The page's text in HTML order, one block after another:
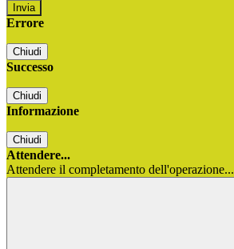
Errore
Chiudi
Successo
Chiudi
Informazione
Chiudi
Attendere...
Attendere il completamento dell'operazione...